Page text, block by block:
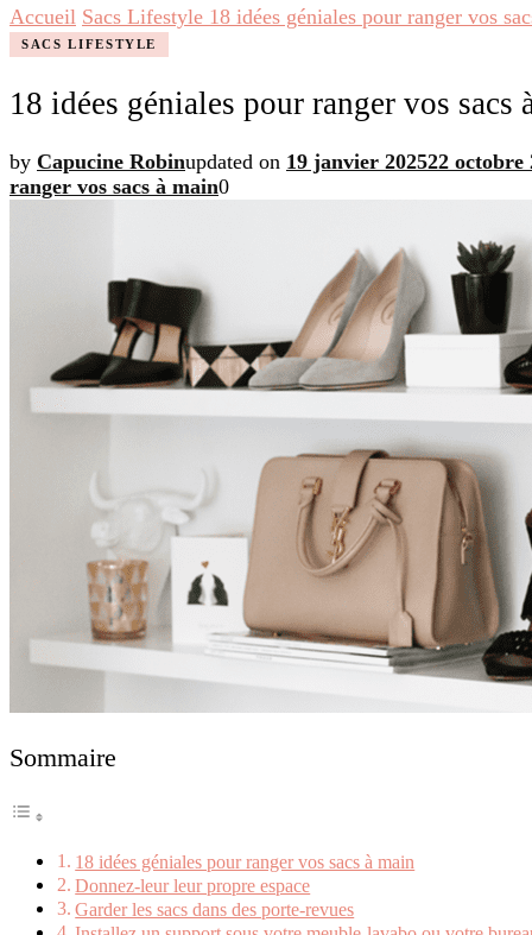
Accueil Sacs Lifestyle 18 idées géniales pour ranger vos
SACS LIFESTYLE
18 idées géniales pour ranger vos sacs
by Capucine Robinupdated on 19 janvier 202522 octobre
ranger vos sacs à main0
Sommaire
18 idées géniales pour ranger vos sacs à main
Donnez-leur leur propre espace
Garder les sacs dans des porte-revues